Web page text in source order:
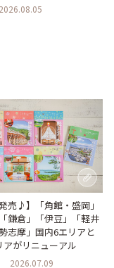
2026.08.05
売♪】「角館・盛岡」
鎌倉」「伊豆」「軽井
志摩」国内6エリアと
アがリニューアル
2026.07.09